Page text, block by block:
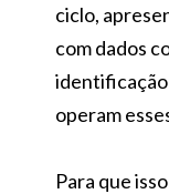
ciclo,
com dados
operam
Para que